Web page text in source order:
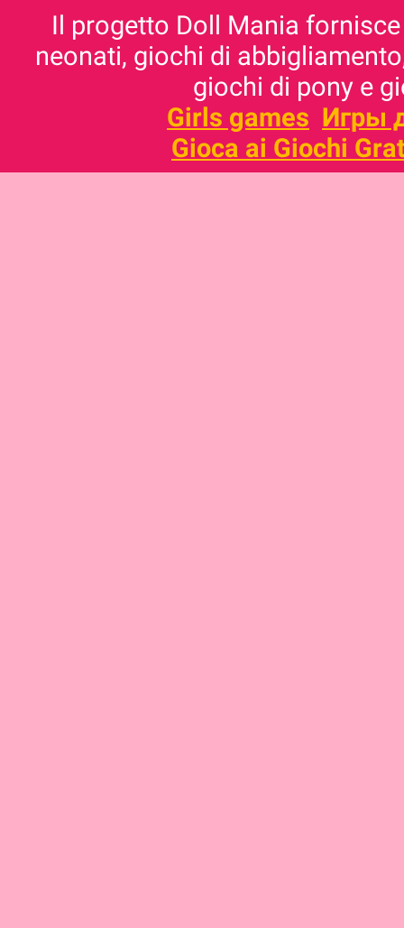
Il progetto Doll Mania
neonati, giochi di
giochi di pony e
Girls games Игры
Gioca ai Giochi